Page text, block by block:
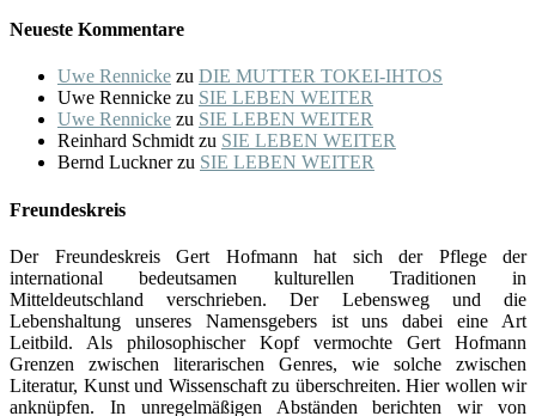
Neueste Kommentare
Uwe Rennicke zu DIE MUTTER TOKEI-IHTOS
Uwe Rennicke zu SIE LEBEN WEITER
Uwe Rennicke zu SIE LEBEN WEITER
Reinhard Schmidt zu SIE LEBEN WEITER
Bernd Lucknerzu SIE LEBEN WEITER
Freundeskreis
Der Freundeskreis Gert Hofmann hat sich der Pflege der
international bedeutsamen kulturellen Traditionen in
Mitteldeutschland verschrieben. Der Lebensweg und die
Lebenshaltung unseres Namensgebers ist uns dabei eine Art
Leitbild. Als philosophischer Kopf vermochte Gert Hofmann
Grenzen zwischen literarischen Genres, wie solche zwischen
Literatur, Kunst und Wissenschaft zu überschreiten. Hier wollen wir
anknüpfen. In unregelmäßigen Abständen berichten wir von